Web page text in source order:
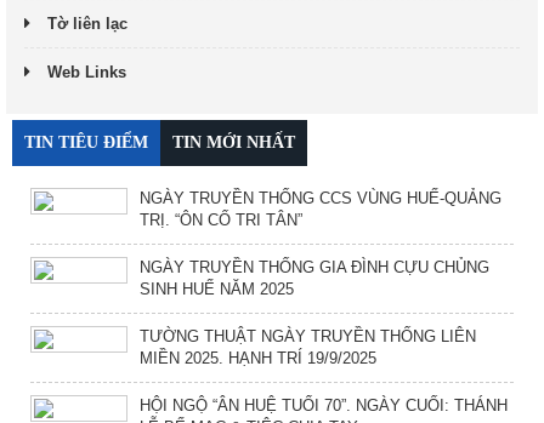
Tờ liên lạc
Web Links
TIN TIÊU ĐIỂM TIN MỚI NHẤT
NGÀY TRUYỀN THỐNG CCS VÙNG HUẾ-QUẢNG
TRỊ. “ÔN CỐ TRI TÂN”
NGÀY TRUYỀN THỐNG GIA ĐÌNH CỰU CHỦNG
SINH HUẾ NĂM 2025
TƯỜNG THUẬT NGÀY TRUYỀN THỐNG LIÊN
MIỀN 2025. HẠNH TRÍ 19/9/2025
HỘI NGỘ “ÂN HUỆ TUỔI 70”. NGÀY CUỐI: THÁNH